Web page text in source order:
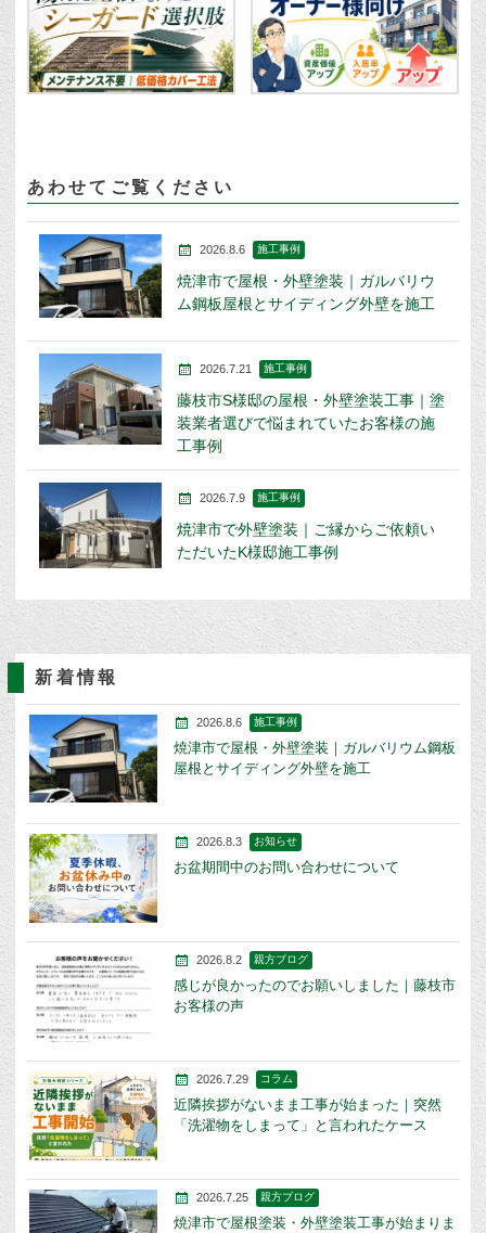
あわせてご覧ください
2026.8.6 施工事例
焼津市で屋根・外壁塗装｜ガルバリウ
ム鋼板屋根とサイディング外壁を施工
2026.7.21 施工事例
藤枝市S様邸の屋根・外壁塗装工事｜塗
装業者選びで悩まれていたお客様の施
工事例
2026.7.9 施工事例
焼津市で外壁塗装｜ご縁からご依頼い
ただいたK様邸施工事例
新着情報
2026.8.6 施工事例
焼津市で屋根・外壁塗装｜ガルバリウム鋼板
屋根とサイディング外壁を施工
2026.8.3 お知らせ
お盆期間中のお問い合わせについて
2026.8.2 親方ブログ
感じが良かったのでお願いしました｜藤枝市
お客様の声
2026.7.29 コラム
近隣挨拶がないまま工事が始まった｜突然
「洗濯物をしまって」と言われたケース
2026.7.25 親方ブログ
焼津市で屋根塗装・外壁塗装工事が始まりま